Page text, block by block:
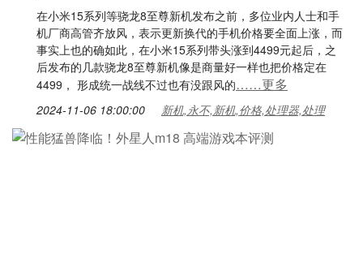
在小米15系列等骁龙8至尊新机发布之前，多位业内人士和手
机厂商高管齐放风，表示更新换代的手机价格要全面上涨，而
事实上也的确如此，在小米15系列带头涨到4499元起后，之
后发布的几款骁龙8至尊新机像是商量好一样也把价格定在
4499， 形成统一战线不过也有没跟风的……更多
2024-11-06 18:00:00 新机,永不,新机,价格,处理器,处理